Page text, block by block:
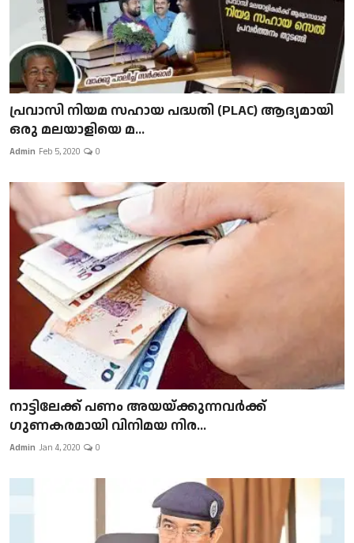
പ്രവാസി നിയമ സഹായ പദ്ധതി (PLAC) ആദ്യമായി
ഒരു മലയാളിയെ മ...
Admin Feb 5, 2020 0
നാട്ടിലേക്ക് പണം അയയ്ക്കുന്നവർക്ക്
ഗുണകരമായി വിനിമയ നിര...
Admin Jan 4, 2020 0